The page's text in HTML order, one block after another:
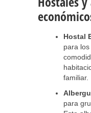
Hostal
para
familiar.
para